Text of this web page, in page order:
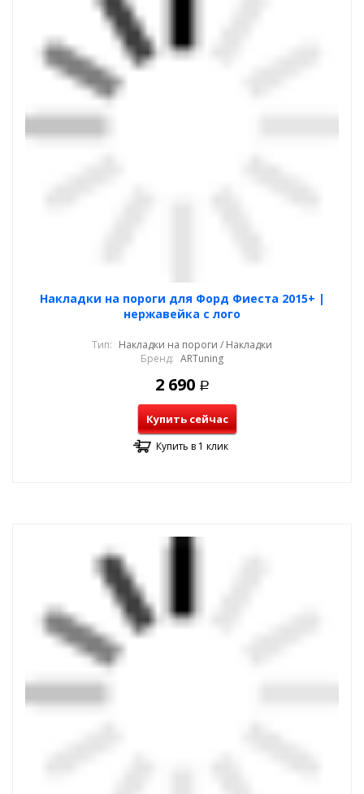
Накладки на пороги для Форд Фиеста 2015+ |
нержавейка с лого
Тип: Накладки на пороги / Накладки
Бренд: ARTuning
2 690 Р
Купить сейчас
Купить в 1 клик